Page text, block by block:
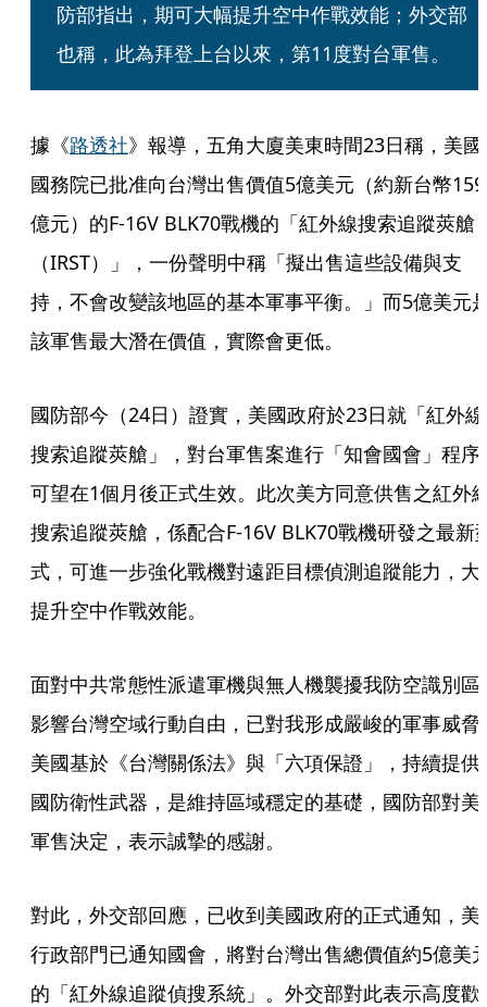
防部指出，期可大幅提升空中作戰效能；外交部
也稱，此為拜登上台以來，第11度對台軍售。
據《路透社》報導，五角大廈美東時間23日稱，美國
國務院已批准向台灣出售價值5億美元（約新台幣159
億元）的F-16V BLK70戰機的「紅外線搜索追蹤莢艙
（IRST）」，一份聲明中稱「擬出售這些設備與支
持，不會改變該地區的基本軍事平衡。」而5億美元
該軍售最大潛在價值，實際會更低。
國防部今（24日）證實，美國政府於23日就「紅外線
搜索追蹤莢艙」，對台軍售案進行「知會國會」程序
可望在1個月後正式生效。此次美方同意供售之紅外
搜索追蹤莢艙，係配合F-16V BLK70戰機研發之最新
式，可進一步強化戰機對遠距目標偵測追蹤能力，大
提升空中作戰效能。
面對中共常態性派遣軍機與無人機襲擾我防空識別區
影響台灣空域行動自由，已對我形成嚴峻的軍事威脅
美國基於《台灣關係法》與「六項保證」，持續提供
國防衛性武器，是維持區域穩定的基礎，國防部對美
軍售決定，表示誠摯的感謝。
對此，外交部回應，已收到美國政府的正式通知，美
行政部門已通知國會，將對台灣出售總價值約5億美
的「紅外線追蹤偵搜系統」。外交部對此表示高度歡